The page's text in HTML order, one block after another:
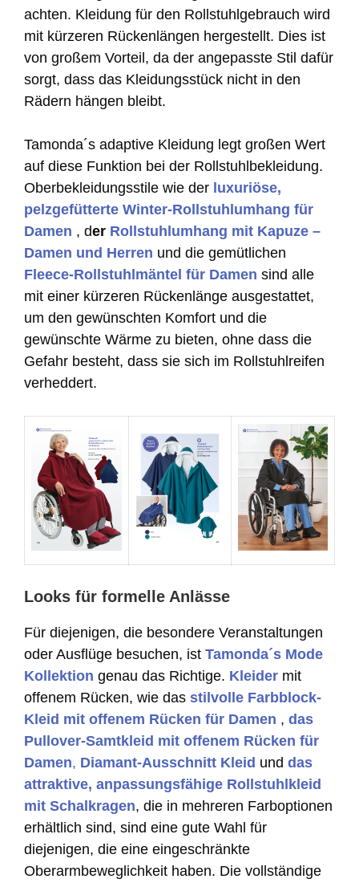
achten. Kleidung für den Rollstuhlgebrauch wird
mit kürzeren Rückenlängen hergestellt. Dies ist
von großem Vorteil, da der angepasste Stil dafür
sorgt, dass das Kleidungsstück nicht in den
Rädern hängen bleibt.
Tamonda´s adaptive Kleidung legt großen Wert
auf diese Funktion bei der Rollstuhlbekleidung.
Oberbekleidungsstile wie der luxuriöse,
pelzgefütterte Winter-Rollstuhlumhang für
Damen , der Rollstuhlumhang mit Kapuze –
Damen und Herren und die gemütlichen
Fleece-Rollstuhlmäntel für Damen sind alle
mit einer kürzeren Rückenlänge ausgestattet,
um den gewünschten Komfort und die
gewünschte Wärme zu bieten, ohne dass die
Gefahr besteht, dass sie sich im Rollstuhlreifen
verheddert.
Looks für formelle Anlässe
Für diejenigen, die besondere Veranstaltungen
oder Ausflüge besuchen, ist Tamonda´s Mode
Kollektion genau das Richtige. Kleider mit
offenem Rücken, wie das stilvolle Farbblock-
Kleid mit offenem Rücken für Damen , das
Pullover-Samtkleid mit offenem Rücken für
Damen, Diamant-Ausschnitt Kleid und das
attraktive, anpassungsfähige Rollstuhlkleid
mit Schalkragen, die in mehreren Farboptionen
erhältlich sind, sind eine gute Wahl für
diejenigen, die eine eingeschränkte
Oberarmbeweglichkeit haben. Die vollständige